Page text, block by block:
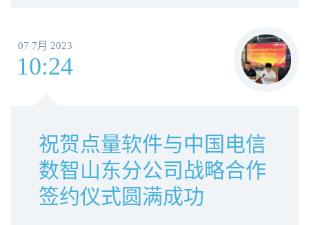
07 7月 2023
10:24
祝贺点量软件与中国电信
数智山东分公司战略合作
签约仪式圆满成功